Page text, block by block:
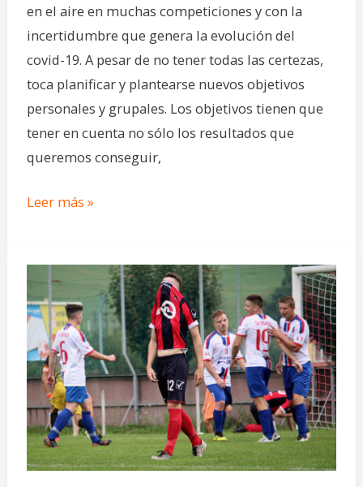
en el aire en muchas competiciones y con la
incertidumbre que genera la evolución del
covid-19. A pesar de no tener todas las certezas,
toca planificar y plantearse nuevos objetivos
personales y grupales. Los objetivos tienen que
tener en cuenta no sólo los resultados que
queremos conseguir,
Leer más »
Manejo
de
emociones
en
el
deporte